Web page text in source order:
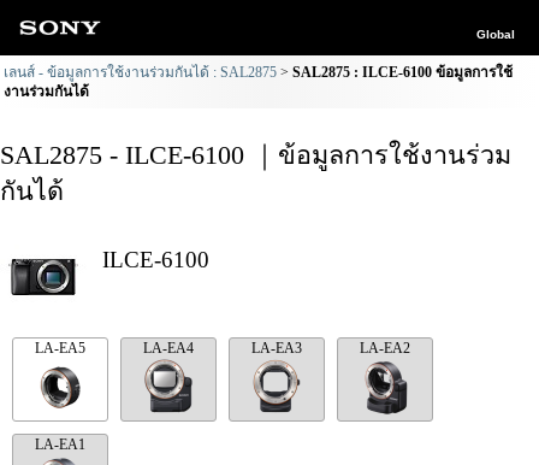
Global
เลนส์ - ข้อมูลการใช้งานร่วมกันได้ : SAL2875
SAL2875 : ILCE-6100 ข้อมูลการใช้
งานร่วมกันได้
SAL2875 - ILCE-6100 ｜ข้อมูลการใช้งานร่วม
กันได้
ILCE-6100
LA-EA5 LA-EA4 LA-EA3 LA-EA2
LA-EA1